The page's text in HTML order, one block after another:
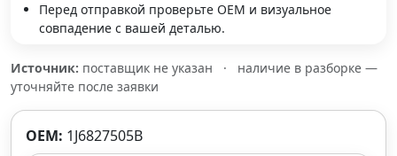
Перед отправкой проверьте OEM и визуальное
совпадение с вашей деталью.
Источник: поставщик не указан ·
наличие в разборке —
уточняйте после заявки
OEM: 1J6827505B